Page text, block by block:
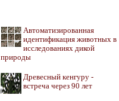
Автоматизированная
идентификация животных в
исследованиях дикой
природы
Древесный кенгуру -
встреча через 90 лет